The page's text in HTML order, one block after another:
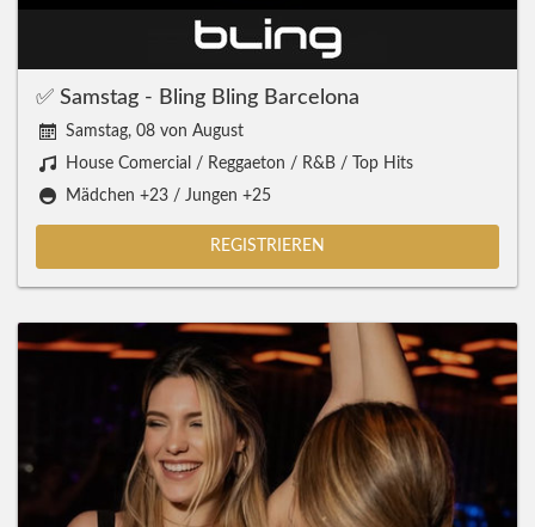
✅ Samstag - Bling Bling Barcelona
Samstag, 08 von August
House Comercial / Reggaeton / R&B / Top Hits
Mädchen +23 / Jungen +25
REGISTRIEREN